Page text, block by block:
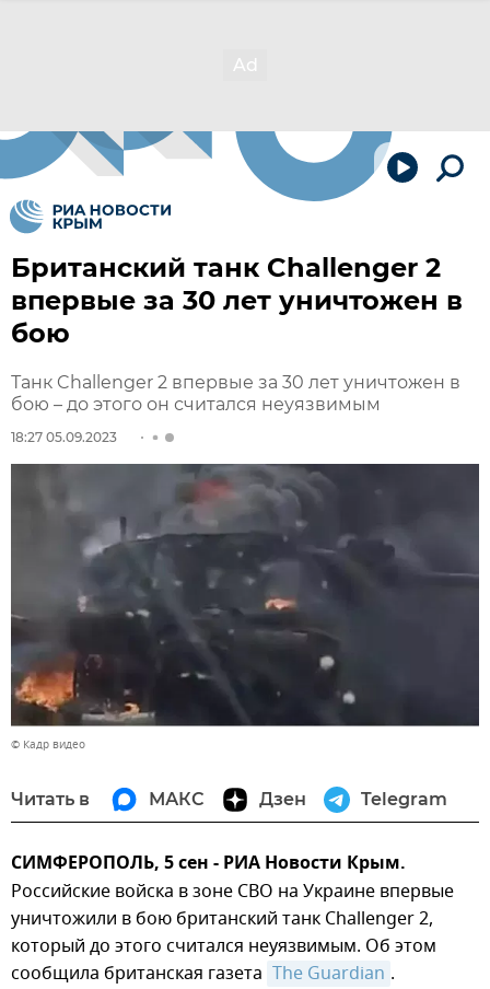
Британский танк Challenger 2
впервые за 30 лет уничтожен в
бою
Танк Challenger 2 впервые за 30 лет уничтожен в
бою – до этого он считался неуязвимым
18:27 05.09.2023
© Кадр видео
Читать в МАКС Дзен Telegram
СИМФЕРОПОЛЬ, 5 сен - РИА Новости Крым.
Российские войска в зоне СВО на Украине впервые
уничтожили в бою британский танк Challenger 2,
который до этого считался неуязвимым. Об этом
сообщила британская газета The Guardian .